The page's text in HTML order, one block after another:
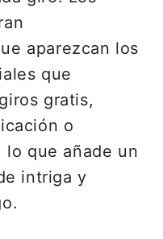
aparezcan los
que
gratis,
o
lo que añade un
intriga y